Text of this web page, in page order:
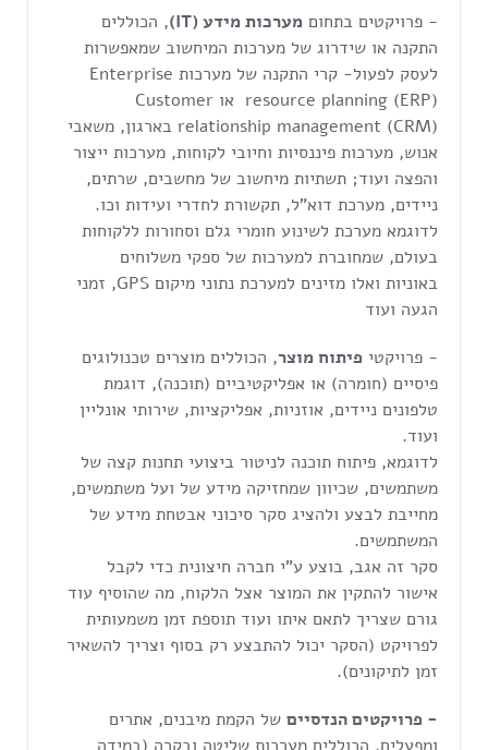
- פרויקטים בתחום מערכות מידע (IT
), הכוללים
התקנה או שידרוג של מערכות המיחשוב שמאפשרות
לעסק לפעול- קרי התקנה של מערכות Enterprise
resource planning (ERP) או Customer
relationship management (CRM) בארגון, משאבי
אנוש, מערכות פיננסיות וחיובי לקוחות, מערכות ייצור
והפצה ועוד; תשתיות מיחשוב של מחשבים, שרתים,
ניידים, מערכת דוא"ל, תקשורת לחדרי ועידות וכו.
לדוגמא מערכת לשינוע חומרי גלם וסחורות ללקוחות
בעולם, שמחוברת למערכות של ספקי משלוחים
באוניות ואלו מזינים למערכת נתוני מיקום GPS, זמני
הגעה ועוד
- פרויקטי פיתוח מוצר, הכוללים מוצרים טכנולוגים
פיסיים (חומרה) או אפליקטיביים (תוכנה), דוגמת
טלפונים ניידים, אוזניות, אפליקציות, שירותי אונליין
ועוד.
לדוגמא, פיתוח תוכנה לניטור ביצועי תחנות קצה של
משתמשים, שכיוון שמחזיקה מידע של ועל משתמשים,
מחייבת לבצע ולהציג סקר סיכוני אבטחת מידע של
המשתמשים.
סקר זה אגב, בוצע ע"י חברה חיצונית כדי לקבל
אישור להתקין את המוצר אצל הלקוח, מה שהוסיף עוד
גורם שצריך לתאם איתו ועוד תוספת זמן משמעותית
לפרויקט (הסקר יכול להתבצע רק בסוף וצריך להשאיר
זמן לתיקונים).
- פרויקטים הנדסיים של הקמת מיבנים, אתרים
ומפעלים, הכוללים מערכות שליטה ובקרה (במידה